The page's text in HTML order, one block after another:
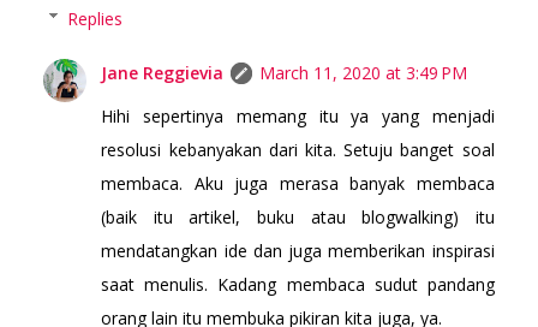
Replies
Jane Reggievia
March 11, 2020 at 3:49 PM
Hihi sepertinya memang itu ya yang menjadi
resolusi kebanyakan dari kita. Setuju banget soal
membaca. Aku juga merasa banyak membaca
(baik itu artikel, buku atau blogwalking) itu
mendatangkan ide dan juga memberikan inspirasi
saat menulis. Kadang membaca sudut pandang
orang lain itu membuka pikiran kita juga, ya.